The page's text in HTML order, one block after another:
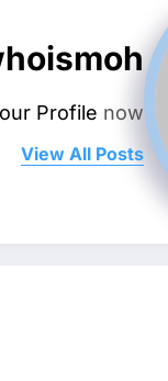
Profile now.
View All Posts